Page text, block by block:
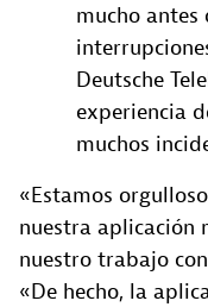
mucho antes
Deutsche
experiencia
muchos
«Estamos
nuestra aplicación
nuestro trabajo
«De hecho, la